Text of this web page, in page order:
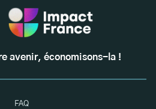
avenir, économisons-la !
FAQ